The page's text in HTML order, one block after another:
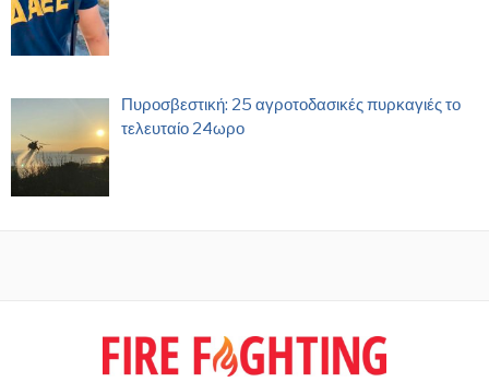
Πυροσβεστική: 25 αγροτοδασικές πυρκαγιές το
τελευταίο 24ωρο